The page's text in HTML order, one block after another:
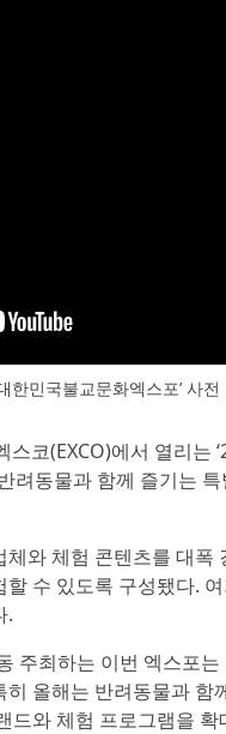
한민국불교문화엑스포’ 사
스코(EXCO)에서 열리
려동물과 함께 즐기는
와 체험 콘텐츠를 대
수 있도록 구성됐다.
.
주최하는 이번 엑스포
올해는 반려동물과
드와 체험 프로그램을